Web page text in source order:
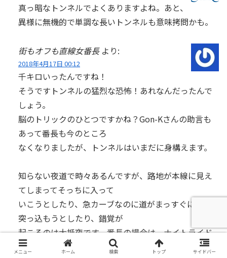
真っ暗なトンネルでよくありますよね。あと、
異様に無機的で単調な長いトンネルも意味拷問かも。
街もオフも直線女番長 より:
2018年4月17日 00:12
千キロいったんですね！
そうですトンネルの猛烈な恐怖！あれなんだったんで
しょう。
脳のトリックのひとつですかね？Gon-Kさんの助言も
あって番長も今のところ
なくなりましたが、トンネルはいまだに身構えます。
知らない夜道で時々あるんですが、路地が本線に見え
てしまってそっちに入って
いこうとしたり、急カーブなのに道がまっすぐに見えて
突っ込もうとしたり、錯覚が
起こるのは大抵夜です、番長の場合は。ナイトライド
は楽しいんですけれども。
メニュー ホーム 検索 トップ サイドバー